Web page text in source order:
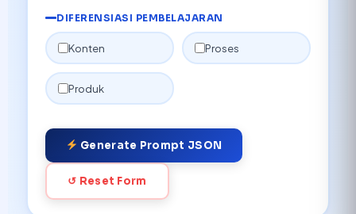
DIFERENSIASI PEMBELAJARAN
Konten Proses
Produk
Generate Prompt JSON
↺ Reset Form